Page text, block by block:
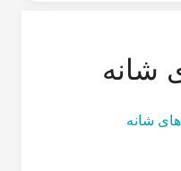
شانه
شانه